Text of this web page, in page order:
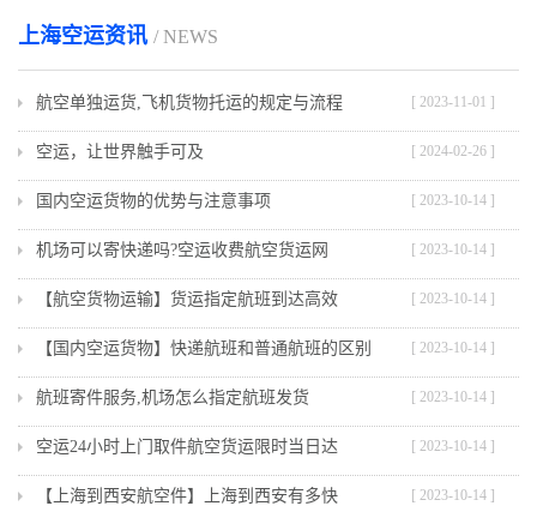
上海空运资讯 / NEWS
航空单独运货,飞机货物托运的规定与流程 [ 2023-11-01 ]
空运，让世界触手可及 [ 2024-02-26 ]
国内空运货物的优势与注意事项 [ 2023-10-14 ]
机场可以寄快递吗?空运收费航空货运网 [ 2023-10-14 ]
【航空货物运输】货运指定航班到达高效 [ 2023-10-14 ]
【国内空运货物】快递航班和普通航班的区别 [ 2023-10-14 ]
航班寄件服务,机场怎么指定航班发货 [ 2023-10-14 ]
空运24小时上门取件航空货运限时当日达 [ 2023-10-14 ]
【上海到西安航空件】上海到西安有多快 [ 2023-10-14 ]